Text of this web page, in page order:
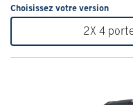
Choisissez votre version
2X 4